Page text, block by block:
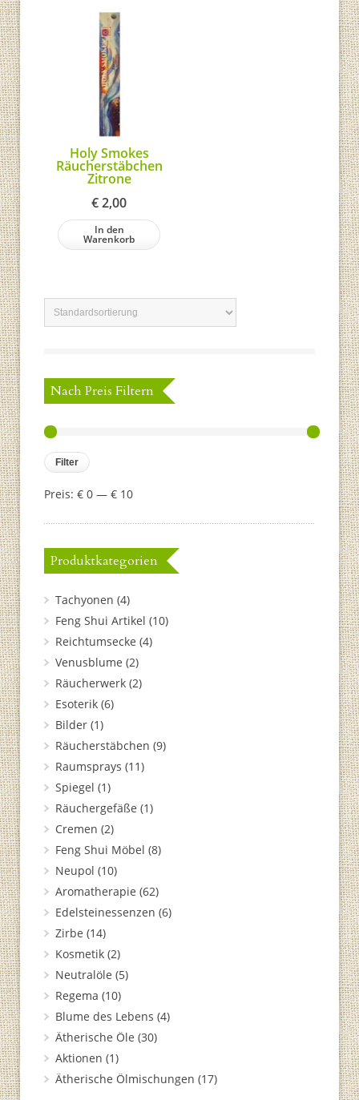
Holy Smokes
Räucherstäbchen
Zitrone
€2,00
In den
Warenkorb
Nach Preis Filtern
Filter
Preis: € 0— € 10
Produktkategorien
Tachyonen (4)
Feng Shui Artikel (10)
Reichtumsecke (4)
Venusblume (2)
Räucherwerk (2)
Esoterik (6)
Bilder (1)
Räucherstäbchen (9)
Raumsprays (11)
Spiegel (1)
Räuchergefäße (1)
Cremen (2)
Feng Shui Möbel (8)
Neupol (10)
Aromatherapie (62)
Edelsteinessenzen (6)
Zirbe (14)
Kosmetik (2)
Neutralöle (5)
Regema (10)
Blume des Lebens (4)
Ätherische Öle (30)
Aktionen (1)
Ätherische Ölmischungen (17)